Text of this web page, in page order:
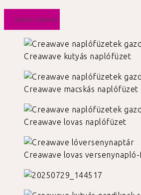
Select Options
Creawave kutyás naplófüzet
Creawave macskás naplófüzet
Creawave lovas naplófüzet
Creawave lovas